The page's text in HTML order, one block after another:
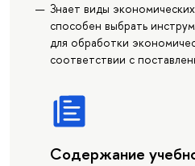
Знает виды
способен выбрать
для обработки
соответствии с
Содержание